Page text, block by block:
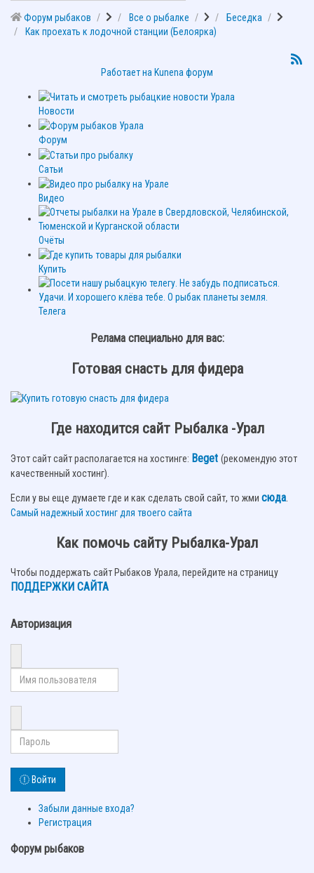
Форум рыбаков Все о рыбалке
Беседка
Как проехать к лодочной станции (Белоярка)
Работает на Kunena форум
Новости
Форум
Сатьи
Видео
Очёты
Купить
Телега
Релама специально для вас:
Готовая снасть для фидера
Где находится сайт Рыбалка -Урал
Этот сайт сайт располагается на хостинге: Beget (рекомендую этот
качественный хостинг).
Если у вы еще думаете где и как сделать свой сайт, то жми сюда.
Самый надежный хостинг для твоего сайта
Как помочь сайту Рыбалка-Урал
Чтобы поддержать сайт Рыбаков Урала, перейдите на страницу
ПОДДЕРЖКИ САЙТА
Авторизация
Войти
Забыли данные входа?
Регистрация
Форум рыбаков